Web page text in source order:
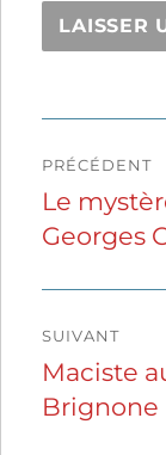
de
l’article
PRÉCÉDENT
Publication
précédente :
Le
Georges
SUIVANT
Publication
suivante :
Maciste
Brignone